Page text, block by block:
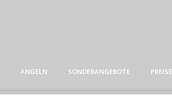
ANGELN SONDERANGEBOTE PREISE